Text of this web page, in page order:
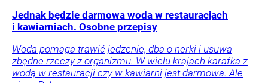
Jednak będzie darmowa woda w restauracjach
i kawiarniach. Osobne przepisy
Woda pomaga trawić jedzenie, dba o nerki i usuwa
zbędne rzeczy z organizmu. W wielu krajach karafka z
wodą w restauracji czy w kawiarni jest darmowa. Ale